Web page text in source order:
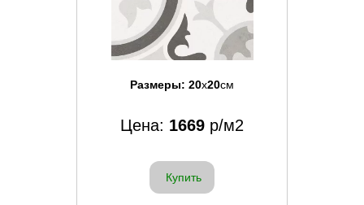
Размеры: 20x20см
Цена: 1669 р/м2
Купить